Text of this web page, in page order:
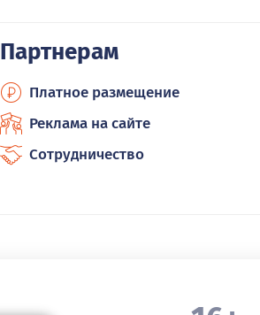
Партнерам
Платное размещение
Реклама на сайте
Сотрудничество